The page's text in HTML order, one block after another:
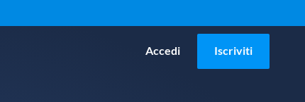
Accedi Iscriviti